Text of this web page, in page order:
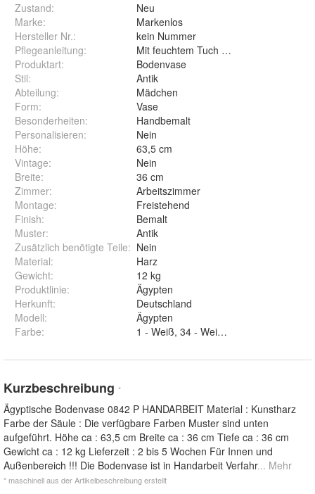
Zustand:
Neu
Marke:
Markenlos
Hersteller Nr.:
kein Nummer
Pflegeanleitung:
Mit feuchtem Tuch reinigen
Produktart:
Bodenvase
Stil:
Antik
Abteilung:
Mädchen
Form:
Vase
Besonderheiten:
Handbemalt
Personalisieren:
Nein
Höhe:
63,5 cm
Vintage:
Nein
Breite:
36 cm
Zimmer:
Arbeitszimmer
Montage:
Freistehend
Finish:
Bemalt
Muster:
Antik
Zusätzlich benötigte Teile: Nein
Material:
Harz
Gewicht:
12 kg
Produktlinie:
Ägypten
Herkunft:
Deutschland
Modell:
Ägypten
Farbe: 1 - Weiß, 34 - Weiß Patiniert, 7 -
Kurzbeschreibung *
Ägyptische Bodenvase 0842 P HANDARBEIT Material : Kunstharz
Farbe der Säule : Die verfügbare Farben Muster sind unten
aufgeführt. Höhe ca : 63,5 cm Breite ca : 36 cm Tiefe ca : 36 cm
Gewicht ca : 12 kg Lieferzeit : 2 bis 5 Wochen Für Innen und
Außenbereich !!! Die Bodenvase ist in Handarbeit Verfahr... Mehr
* maschinell aus der Artikelbeschreibung erstellt